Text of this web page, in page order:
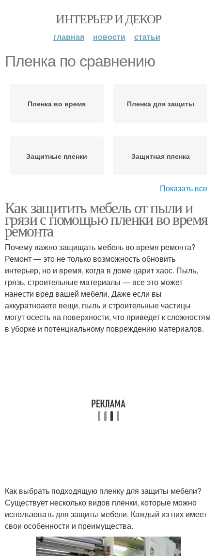
ИНТЕРЬЕР И ДЕКОР
главная новости статьи
Пленка по сравнению
Пленка во время Пленка для защиты
Защитные пленки Защитная пленка
поверхностей
Пленка на мебели
Укрывные пленки Пленки для кровли
Пленка с финиш-
эффектом
Пленка на поверхность
Показать все
Как защитить мебель от пыли и
грязи с помощью пленки во время
ремонта
Почему важно защищать мебель во время ремонта?
Ремонт — это не только возможность обновить
интерьер, но и время, когда в доме царит хаос. Пыль,
грязь, строительные материалы — все это может
нанести вред вашей мебели. Даже если вы
аккуратноаете вещи, пыль и строительные частицы
могут осесть на поверхности, что приведет к сложностям
в уборке и потенциальному повреждению материалов.
Как выбрать подходящую пленку для защиты мебели?
Существует несколько видов пленки, которые можно
использовать для защиты мебели. Каждый из них имеет
свои особенности и преимущества.